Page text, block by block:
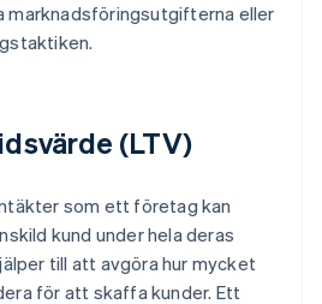
marknadsföringsutgifterna eller
(LTV)
som ett företag kan
kund under hela deras
till att avgöra hur mycket
för att skaffa kunder. Ett